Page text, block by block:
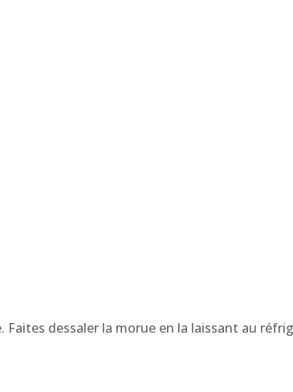
dessaler la morue en la laissant au